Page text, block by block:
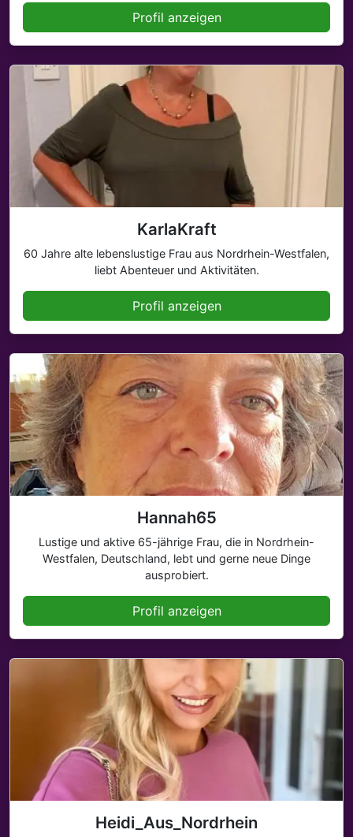
Profil anzeigen
KarlaKraft
60 Jahre alte lebenslustige Frau aus Nordrhein-Westfalen,
liebt Abenteuer und Aktivitäten.
Profil anzeigen
Hannah65
Lustige und aktive 65-jährige Frau, die in Nordrhein-
Westfalen, Deutschland, lebt und gerne neue Dinge
ausprobiert.
Profil anzeigen
Heidi_Aus_Nordrhein